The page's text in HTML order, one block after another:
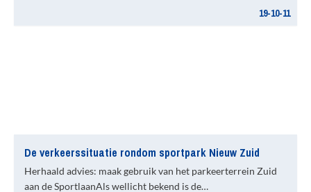
19-10-11
De verkeerssituatie rondom sportpark Nieuw Zuid
Herhaald advies: maak gebruik van het parkeerterrein Zuid
aan de SportlaanAls wellicht bekend is de…